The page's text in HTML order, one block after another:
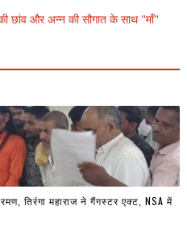
की छांव और अन्न की सौगात के साथ "माँ"
तिरंगा महाराज ने गैंगस्टर एक्ट, NSA में